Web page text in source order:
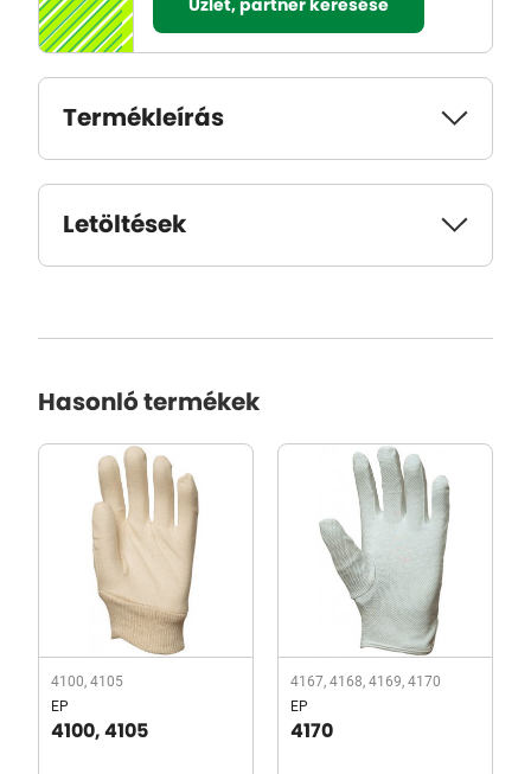
Üzlet, partner keresése
Termékleírás
Letöltések
Hasonló termékek
4100, 4105
EP
4100, 4105
4167, 4168, 4169, 4170
EP
4170